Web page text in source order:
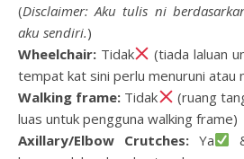
(Disclaimer: Aku tulis ni
aku sendiri.)
Wheelchair: Tidak
(tiada laluan
tempat kat sini perlu menuruni atau
Walking frame: Tidak
(ruang
luas untuk pengguna walking frame)
Axillary/Elbow Crutches: Ya